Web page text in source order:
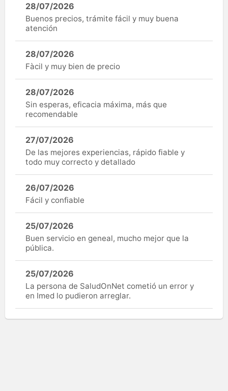
28/07/2026
Buenos precios, trámite fácil y muy buena
atención
28/07/2026
Fàcil y muy bien de precio
28/07/2026
Sin esperas, eficacia máxima, más que
recomendable
27/07/2026
De las mejores experiencias, rápido fiable y
todo muy correcto y detallado
26/07/2026
Fácil y confiable
25/07/2026
Buen servicio en geneal, mucho mejor que la
pública.
25/07/2026
La persona de SaludOnNet cometió un error y
en Imed lo pudieron arreglar.